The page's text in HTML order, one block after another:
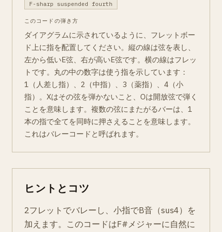
F-sharp suspended fourth
このコードの弾き方
ダイアグラムに示されているように、フレットボー
ド上に指を配置してください。縦の線は弦を表し、
左から低いE弦、右が高いE弦です。横の線はフレッ
トです。丸の中の数字は使う指を示しています：
1（人差し指）、2（中指）、3（薬指）、4（小
指）。Xはその弦を弾かないこと、Oは開放弦で弾く
ことを意味します。複数の弦にまたがるバーは、1
本の指で全てを同時に押さえることを意味します。
これはバレーコードと呼ばれます。
ヒントとコツ
2フレットでバレーし、小指でB音（sus4）を
加えます。このコードはF#メジャーに自然に